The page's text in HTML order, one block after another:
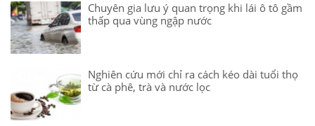
Chuyên gia lưu ý quan trọng khi lái ô tô gầm
thấp qua vùng ngập nước
Nghiên cứu mới chỉ ra cách kéo dài tuổi thọ
từ cà phê, trà và nước lọc